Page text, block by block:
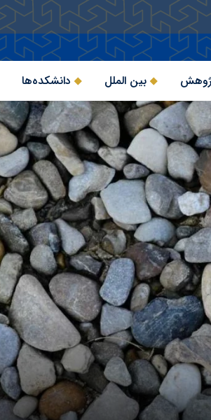
بین الملل دانشکده‌ها